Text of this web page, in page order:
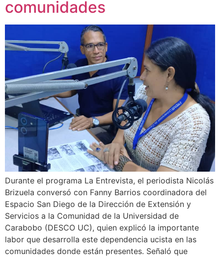
comunidades
Durante el programa La Entrevista, el periodista Nicolás
Brizuela conversó con Fanny Barrios coordinadora del
Espacio San Diego de la Dirección de Extensión y
Servicios a la Comunidad de la Universidad de
Carabobo (DESCO UC), quien explicó la importante
labor que desarrolla este dependencia ucista en las
comunidades donde están presentes. Señaló que